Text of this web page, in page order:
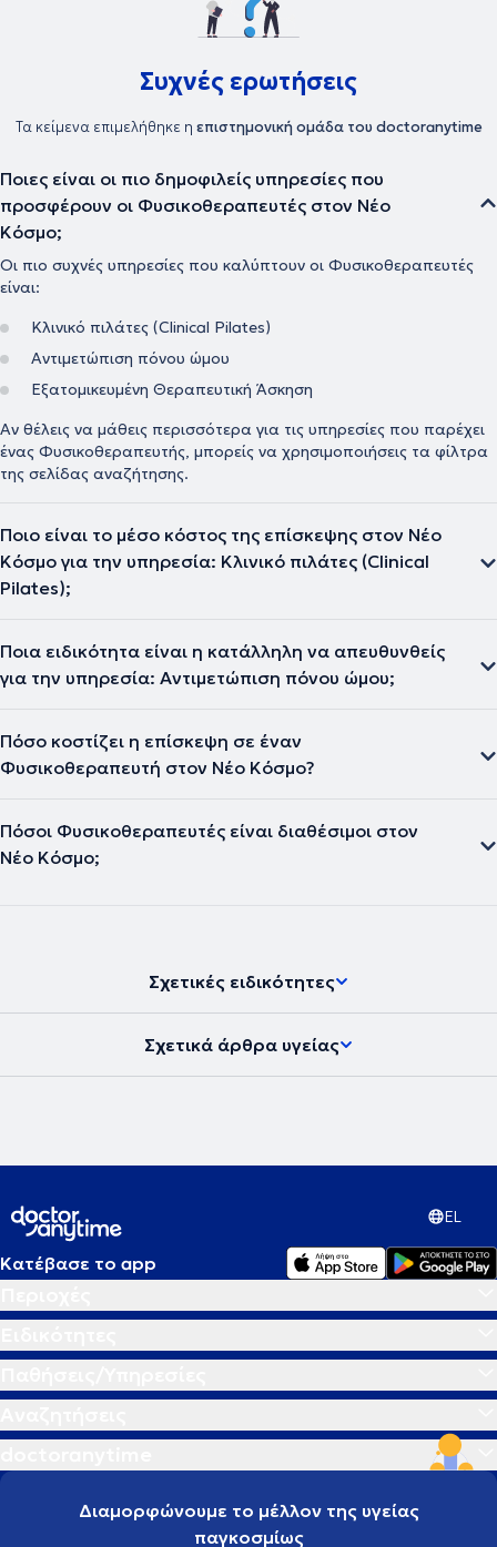
Συχνές ερωτήσεις
Τα κείμενα επιμελήθηκε η επιστημονική ομάδα του doctoranytime
Ποιες είναι οι πιο δημοφιλείς υπηρεσίες που
προσφέρουν οι Φυσικοθεραπευτές στον Νέο
Κόσμο;
Οι πιο συχνές υπηρεσίες που καλύπτουν οι Φυσικοθεραπευτές
είναι:
Κλινικό πιλάτες (Clinical Pilates)
Αντιμετώπιση πόνου ώμου
Εξατομικευμένη Θεραπευτική Άσκηση
Αν θέλεις να μάθεις περισσότερα για τις υπηρεσίες που παρέχει
ένας Φυσικοθεραπευτής, μπορείς να χρησιμοποιήσεις τα φίλτρα
της σελίδας αναζήτησης.
Ποιο είναι το μέσο κόστος της επίσκεψης στον Νέο
Κόσμο για την υπηρεσία: Κλινικό πιλάτες (Clinical
Pilates);
Ποια ειδικότητα είναι η κατάλληλη να απευθυνθείς
για την υπηρεσία: Αντιμετώπιση πόνου ώμου;
Πόσο κοστίζει η επίσκεψη σε έναν
Φυσικοθεραπευτή στον Νέο Κόσμο?
Πόσοι Φυσικοθεραπευτές είναι διαθέσιμοι στον
Νέο Κόσμο;
Σχετικές ειδικότητες
Σχετικά άρθρα υγείας
EL
Κατέβασε το app
Διαμορφώνουμε το μέλλον της υγείας
παγκοσμίως